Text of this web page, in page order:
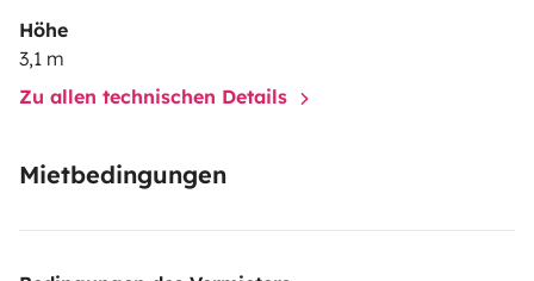
Höhe
3,1 m
Zu allen technischen Details
Mietbedingungen